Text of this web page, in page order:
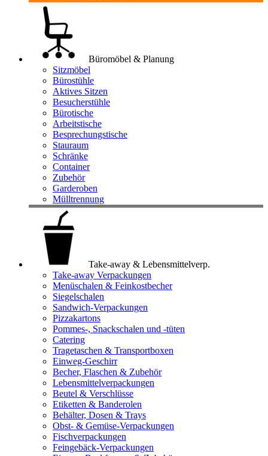
Büromöbel & Planung
Sitzmöbel
Bürostühle
Aktives Sitzen
Besucherstühle
Bürotische
Arbeitstische
Besprechungstische
Stauraum
Schränke
Container
Zubehör
Garderoben
Mülltrennung
Take-away & Lebensmittelverp.
Take-away Verpackungen
Menüschalen & Feinkostbecher
Siegelschalen
Sandwich-Verpackungen
Pizzakartons
Pommes-, Snackschalen und -tüten
Catering
Tragetaschen & Transportboxen
Einweg-Geschirr
Becher, Flaschen & Zubehör
Lebensmittelverpackungen
Beutel & Verschlüsse
Etiketten & Banderolen
Behälter, Dosen & Trays
Obst- & Gemüse-Verpackungen
Fischverpackungen
Feingebäck-Verpackungen